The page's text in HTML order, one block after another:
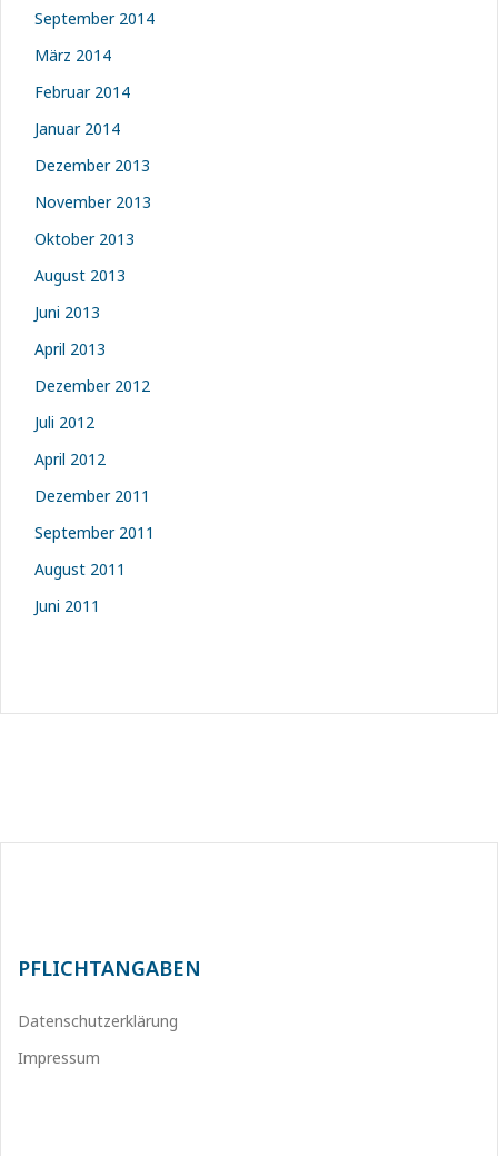
September 2014
März 2014
Februar 2014
Januar 2014
Dezember 2013
November 2013
Oktober 2013
August 2013
Juni 2013
April 2013
Dezember 2012
Juli 2012
April 2012
Dezember 2011
September 2011
August 2011
Juni 2011
PFLICHTANGABEN
Datenschutzerklärung
Impressum